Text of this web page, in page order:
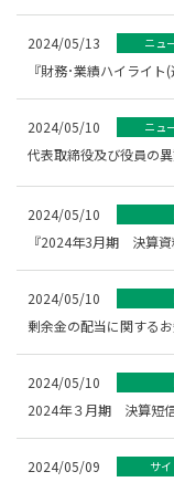
2024/05/13 ニュ
『財務･業績ハイライト
2024/05/10 ニュ
代表取締役及び役員の
2024/05/10
『2024年3月期 決算
2024/05/10
剰余金の配当に関する
2024/05/10
2024年３月期 決算短
2024/05/09 サ